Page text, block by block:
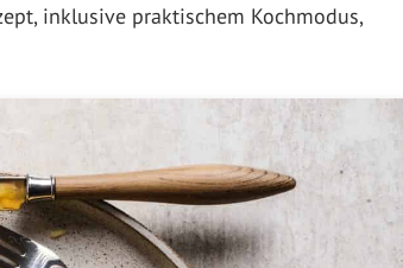
inklusive praktischem Kochmodus,